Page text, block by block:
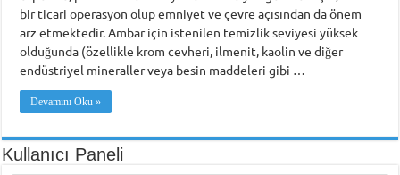
bir ticari operasyon olup emniyet ve çevre açısından da önem
arz etmektedir. Ambar için istenilen temizlik seviyesi yüksek
olduğunda (özellikle krom cevheri, ilmenit, kaolin ve diğer
endüstriyel mineraller veya besin maddeleri gibi …
Devamını Oku »
Kullanıcı Paneli